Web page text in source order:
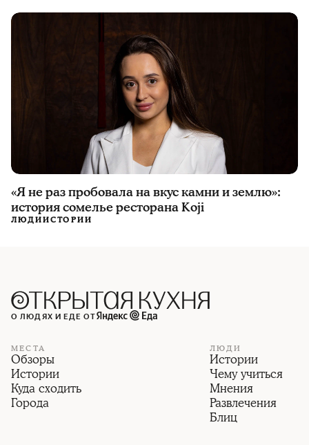
«Я не раз пробовала на вкус камни и землю»:
история сомелье ресторана Koji
ЛЮДИИСТОРИИ
О ЛЮДЯХ И ЕДЕ ОТ
МЕСТА
Обзоры
Истории
Куда сходить
Города
ЛЮДИ
Истории
Чему учиться
Мнения
Развлечения
Блиц